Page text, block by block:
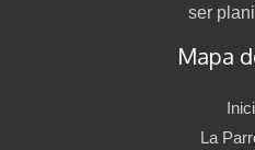
ser
Mapa
La